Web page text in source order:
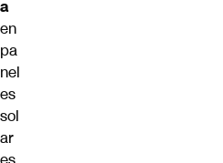
a
en
pa
nel
es
sol
ar